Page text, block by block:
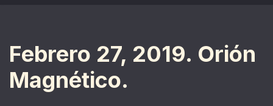
Febrero 27, 2019. Orión
Magnético.